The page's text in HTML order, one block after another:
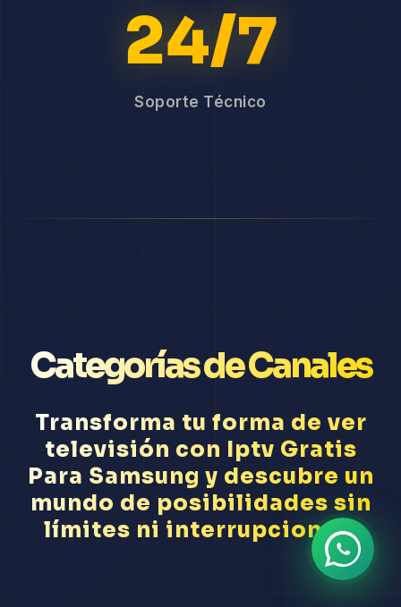
24/7
Soporte Técnico
Categorías de Canales
Transforma tu forma de ver
televisión con Iptv Gratis
Para Samsung y descubre un
mundo de posibilidades sin
límites ni interrupciones.